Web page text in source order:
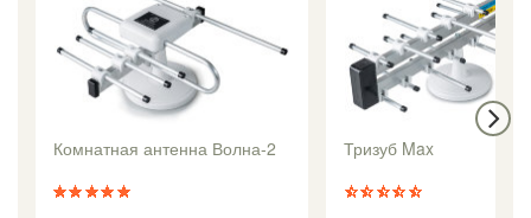
Комнатная антенна Волна-2 Тризуб Max